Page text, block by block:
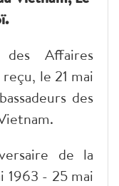
Affaires
le 21 mai
des
de la
1963 - 25 mai